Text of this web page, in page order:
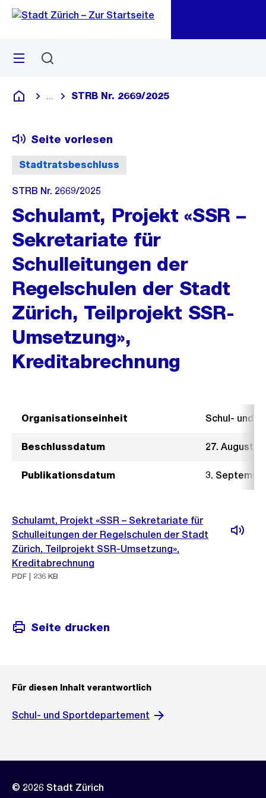
Navigation
Sprunglink
Menü
Deutsch
Blende alle Breadcrumbs ein
STRB Nr. 2669/2025
Stadtratsbeschluss
Seite vorlesen
STRB Nr. 2669/2025
Schulamt, Projekt «SSR –
Sekretariate für
Schulleitungen der
Regelschulen der Stadt
Zürich, Teilprojekt SSR-
Umsetzung»,
Kreditabrechnung
Organisationseinheit Schul- und
Beschlussdatum 27. August
Publikationsdatum 3.
Schulamt, Projekt «SSR – Sekretariate für
Schulleitungen der Regelschulen der Stadt
Zürich, Teilprojekt SSR-Umsetzung»,
Kreditabrechnung
PDF | 236 KB
Seite drucken
Für diesen Inhalt verantwortlich
Schul- und Sportdepartement
© 2026 Stadt Zürich